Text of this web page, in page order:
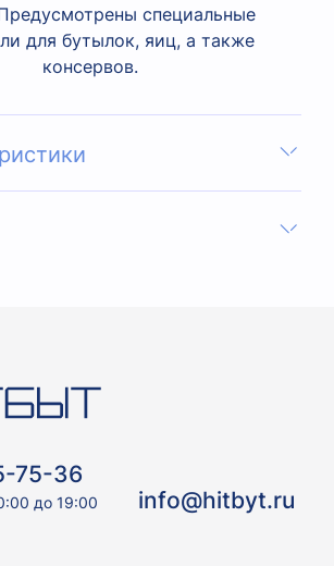
специальные
для бутылок, яиц, а также
консервов.
75-36
до 19:00 info@hitbyt.ru